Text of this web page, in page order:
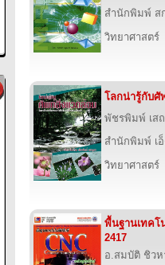
สำนักพิมพ์ ส
วิทยาศาสตร์
โลกน่ารู้กับศั
พัชรพิมพ์ เส
สำนักพิมพ์ เอ็
วิทยาศาสตร์
พื้นฐานเทคโ
2417
อ.สมบัติ ชิวห